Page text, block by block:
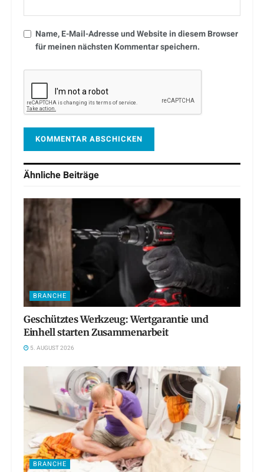
Name, E-Mail-Adresse und Website in diesem Browser
für meinen nächsten Kommentar speichern.
Ähnliche Beiträge
BRANCHE
Geschütztes Werkzeug: Wertgarantie und
Einhell starten Zusammenarbeit
5. AUGUST 2026
BRANCHE